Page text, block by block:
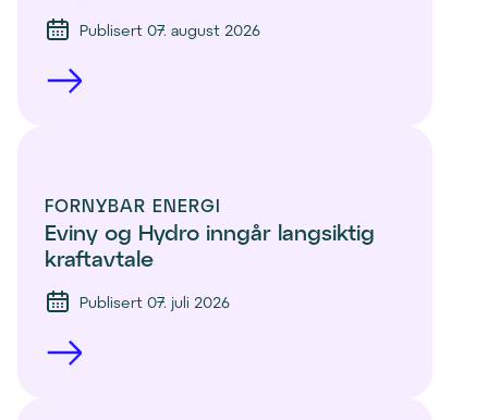
Publisert 07. august 2026
FORNYBAR ENERGI
Eviny og Hydro inngår langsiktig
kraftavtale
Publisert 07. juli 2026